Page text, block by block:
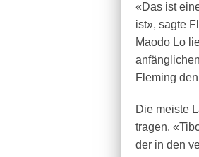
«Das ist
ist», sagte
Maodo Lo
Fleming
Die meiste
tragen.
der in den